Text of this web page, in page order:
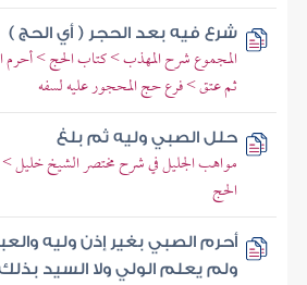
شرع فيه بعد الحجر ( أي الحج )
المجموع شرح المهذب > كتاب الحج > أحرم
ثم عتق > فرع حج المحجور عليه لسفه
حلل الصبي وليه ثم بلغ
مواهب الجليل في شرح مختصر الشيخ خليل
الحج
أحرم الصبي بغير إذن وليه
ولم يعلم الولي ولا السيد